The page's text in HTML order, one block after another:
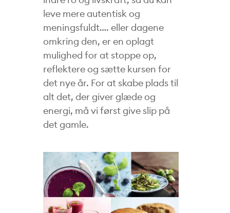
leve mere autentisk og
meningsfuldt…. eller dagene
omkring den, er en oplagt
mulighed for at stoppe op,
reflektere og sætte kursen for
det nye år. For at skabe plads til
alt det, der giver glæde og
energi, må vi først give slip på
det gamle.